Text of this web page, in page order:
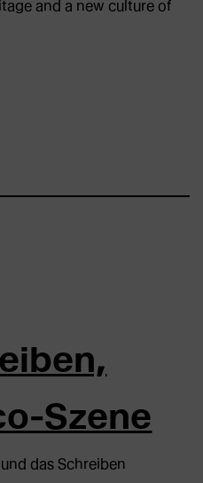
and a new culture of
Szene
das Schreiben